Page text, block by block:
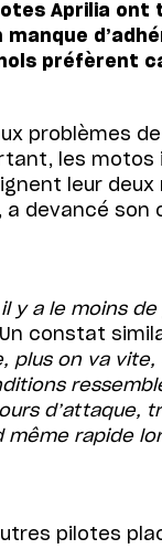
Aprilia
manque
préfèrent
problèmes
les motos
leur deux
a devancé
y a le moins
constat
plus on va
d’attaque,
rapide
pilotes